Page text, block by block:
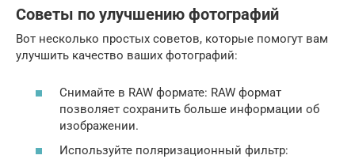
Советы по улучшению фотографий
Вот несколько простых советов, которые помогут вам
улучшить качество ваших фотографий:
Снимайте в RAW формате: RAW формат
позволяет сохранить больше информации об
изображении.
Используйте поляризационный фильтр: